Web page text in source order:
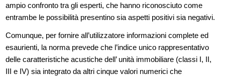
ampio confronto tra gli esperti, che hanno riconosciuto come
entrambe le possibilità presentino sia aspetti positivi sia negativi.
Comunque, per fornire all’utilizzatore informazioni complete ed
esaurienti, la norma prevede che l’indice unico rappresentativo
delle caratteristiche acustiche dell’ unità immobiliare (classi I, II,
III e IV) sia integrato da altri cinque valori numerici che